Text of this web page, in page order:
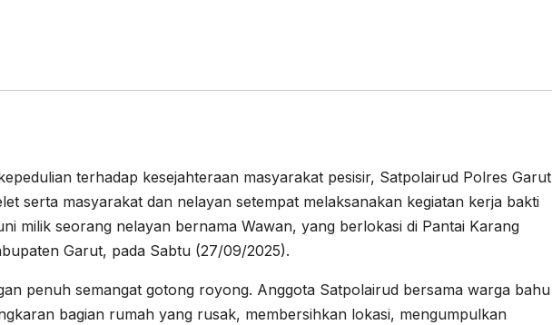
terhadap kesejahteraan masyarakat pesisir, Satpolairud Polres Garut
serta masyarakat dan nelayan setempat melaksanakan kegiatan kerja bakti
milik seorang nelayan bernama Wawan, yang berlokasi di Pantai Karang
Garut, pada Sabtu (27/09/2025).
penuh semangat gotong royong. Anggota Satpolairud bersama warga bahu
bagian rumah yang rusak, membersihkan lokasi, mengumpulkan